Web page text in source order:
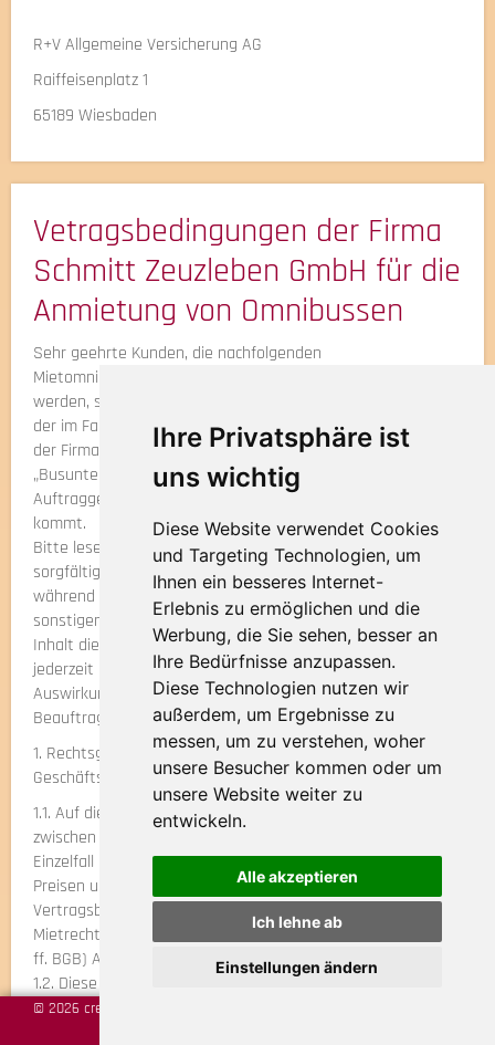
Ihre Privatsphäre ist
uns wichtig
Diese Website verwendet Cookies
und Targeting Technologien, um
Ihnen ein besseres Internet-
Erlebnis zu ermöglichen und die
Werbung, die Sie sehen, besser an
Ihre Bedürfnisse anzupassen.
Diese Technologien nutzen wir
außerdem, um Ergebnisse zu
messen, um zu verstehen, woher
unsere Besucher kommen oder um
unsere Website weiter zu
entwickeln.
Alle akzeptieren
Ich lehne ab
Einstellungen ändern
R+V Allgemeine Versicherung AG
Raiffeisenplatz 1
65189 Wiesbaden
Vetragsbedingungen der Firma
Schmitt Zeuzleben GmbH für die
Anmietung von Omnibussen
Sehr geehrte Kunden, die nachfolgenden
Mietomnibusbedingungen, nachfolgend „MOB“ abgekürzt,
werden, soweit wirksam vereinbart, Inhalt des Vertrages,
der im Falle der Anmietung von Omnibussen zwischen uns,
der Firma Schmitt Zeuzleben GmbH, nachfolgend als
„Busunternehmen“ bezeichnet und „BU“abgekürzt, und dem
Auftraggeber, nachfolgend „AG“ abgekürzt, zu Stande
kommt.
Bitte lesen Sie diese MOB vor der Auftragserteilung
sorgfältig durch. Wir empfehlen die Mitführung dieser MOB
während der Fahrt, die Unterrichtung Ihrer Reiseleiter und
sonstigen Beauftragten sowie Ihrer Fahrgäste über den
Inhalt dieser Vertragsbedingungen, damit diese sich
jederzeit über ihre Rechte und Pflichten als AG und deren
Auswirkungen für das Verhalten der Reiseleiter,
Beauftragten und Fahrgäste selbst orientieren können.
1. Rechtsgrundlagen, Anwendungsbereich dieser
Geschäftsbedingungen
1.1. Auf die gesamten Rechts- und Vertragsbeziehungen
zwischen dem BU und dem AG finden in erster Linie die im
Einzelfall getroffenen Vereinbarungen (insbesondere zu
Preisen und Leistungen), soweit wirksam vereinbart diese
Vertragsbedingungen und hilfsweise die Vorschriften des
Mietrechts über die Anmietung beweglicher Sachen (§§ 535
ff. BGB) Anwendung.
1.2. Diese Vertragsbedingungen gelten, soweit wirksam
vereinbart, für Verträge mit natürlichen Personen und
© 2026 created by